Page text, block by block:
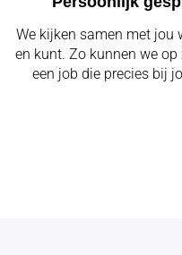
We kijken samen met jou
en kunt. Zo kunnen we op
een job die precies bij